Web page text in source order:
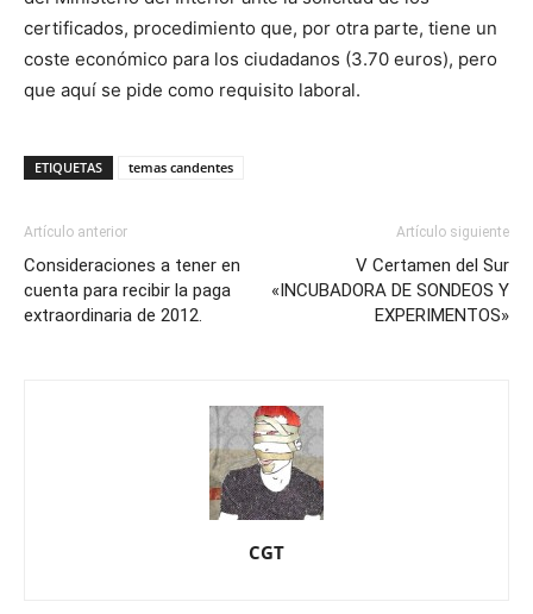
certificados, procedimiento que, por otra parte, tiene un
coste económico para los ciudadanos (3.70 euros), pero
que aquí se pide como requisito laboral.
ETIQUETAS temas candentes
Artículo anterior
Consideraciones a tener en
cuenta para recibir la paga
extraordinaria de 2012.
Artículo siguiente
V Certamen del Sur
«INCUBADORA DE SONDEOS Y
EXPERIMENTOS»
CGT